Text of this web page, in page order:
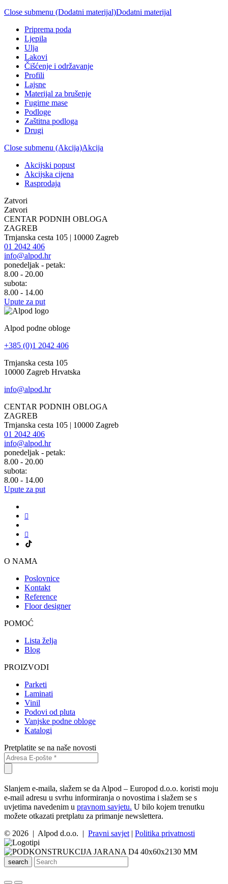
Close submenu (Dodatni materijal)Dodatni materijal
Priprema poda
Ljepila
Ulja
Lakovi
Čišćenje i održavanje
Profili
Lajsne
Materijal za brušenje
Fugirne mase
Podloge
Zaštitna podloga
Drugi
Close submenu (Akcija)Akcija
Akcijski popust
Akcijska cijena
Rasprodaja
Zatvori
Zatvori
CENTAR PODNIH OBLOGA
ZAGREB
Trnjanska cesta 105 | 10000 Zagreb
01 2042 406
info@alpod.hr
ponedeljak - petak:
8.00 - 20.00
subota:
8.00 - 14.00
Upute za put
Alpod podne obloge
+385 (0)1 2042 406
Trnjanska cesta 105
10000 Zagreb Hrvatska
info@alpod.hr
CENTAR PODNIH OBLOGA
ZAGREB
Trnjanska cesta 105 | 10000 Zagreb
01 2042 406
info@alpod.hr
ponedeljak - petak:
8.00 - 20.00
subota:
8.00 - 14.00
Upute za put
O NAMA
Poslovnice
Kontakt
Reference
Floor designer
POMOĆ
Lista želja
Blog
PROIZVODI
Parketi
Laminati
Vinil
Podovi od pluta
Vanjske podne obloge
Katalogi
Pretplatite se na naše novosti
Slanjem e-maila, slažem se da Alpod – Europod d.o.o. koristi moju
e-mail adresu u svrhu informiranja o novostima i slažem se s
uvjetima navedenim u pravnom savjetu. U bilo kojem trenutku
možete otkazati pretplatu za primanje newslettera.
© 2026 | Alpod d.o.o. | Pravni savjet | Politika privatnosti
search